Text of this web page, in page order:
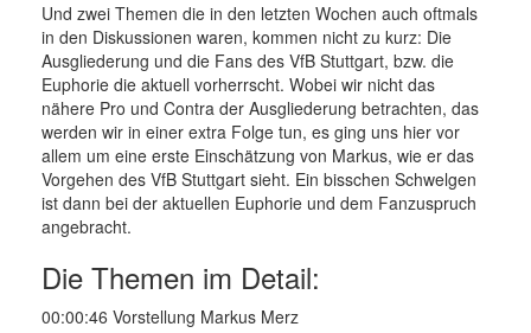
Und zwei Themen die in den letzten Wochen auch oftmals
in den Diskussionen waren, kommen nicht zu kurz: Die
Ausgliederung und die Fans des VfB Stuttgart, bzw. die
Euphorie die aktuell vorherrscht. Wobei wir nicht das
nähere Pro und Contra der Ausgliederung betrachten, das
werden wir in einer extra Folge tun, es ging uns hier vor
allem um eine erste Einschätzung von Markus, wie er das
Vorgehen des VfB Stuttgart sieht. Ein bisschen Schwelgen
ist dann bei der aktuellen Euphorie und dem Fanzuspruch
angebracht.
Die Themen im Detail:
00:00:46 Vorstellung Markus Merz